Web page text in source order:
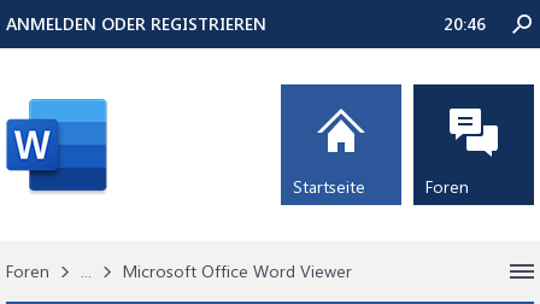
Foren ... Microsoft Office Word Viewer
ANMELDEN ODER REGISTRIEREN 20:46
Startseite Foren